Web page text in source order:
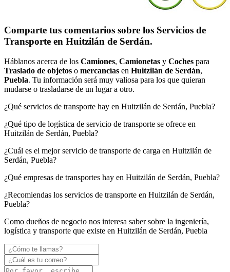
Comparte tus comentarios sobre los Servicios de
Transporte en Huitzilán de Serdán.
Háblanos acerca de los Camiones, Camionetas y Coches para
Traslado de objetos o mercancías en Huitzilán de Serdán,
Puebla. Tu información será muy valiosa para los que quieran
mudarse o trasladarse de un lugar a otro.
¿Qué servicios de transporte hay en Huitzilán de Serdán, Puebla?
¿Qué tipo de logística de servicio de transporte se ofrece en
Huitzilán de Serdán, Puebla?
¿Cuál es el mejor servicio de transporte de carga en Huitzilán de
Serdán, Puebla?
¿Qué empresas de transportes hay en Huitzilán de Serdán, Puebla?
¿Recomiendas los servicios de transporte en Huitzilán de Serdán,
Puebla?
Como dueños de negocio nos interesa saber sobre la ingeniería,
logística y transporte que existe en Huitzilán de Serdán, Puebla